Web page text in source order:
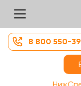
8 800 550-